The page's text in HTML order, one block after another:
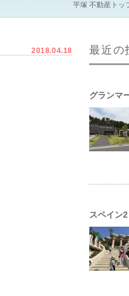
平塚 不動産トッ
2018.04.18 最近の
グランマ
スペイン2